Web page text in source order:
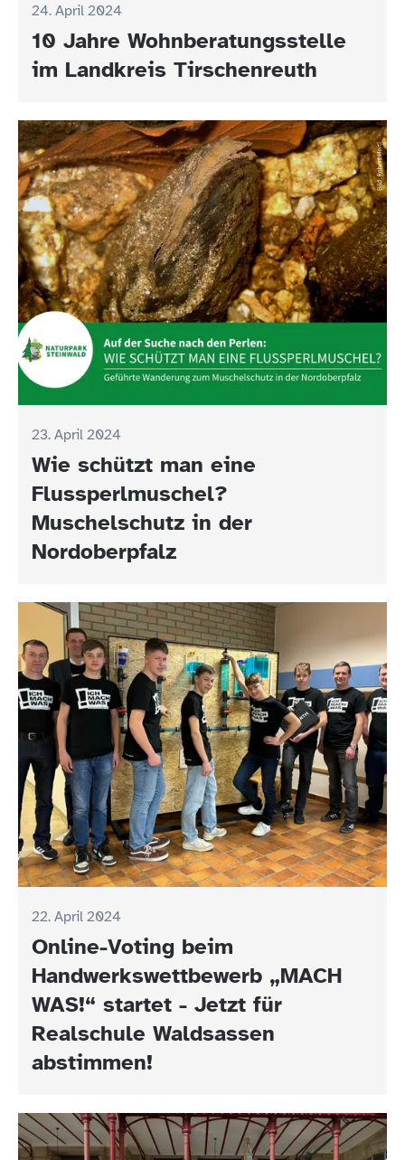
24. April 2024
10 Jahre Wohnberatungsstelle
im Landkreis Tirschenreuth
23. April 2024
Wie schützt man eine
Flussperlmuschel?
Muschelschutz in der
Nordoberpfalz
22. April 2024
Online-Voting beim
Handwerkswettbewerb „MACH
WAS!“ startet - Jetzt für
Realschule Waldsassen
abstimmen!